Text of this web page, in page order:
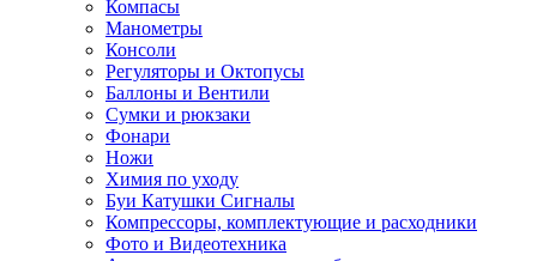
Компасы
Манометры
Консоли
Регуляторы и Октопусы
Баллоны и Вентили
Сумки и рюкзаки
Фонари
Ножи
Химия по уходу
Буи Катушки Сигналы
Компрессоры, комплектующие и расходники
Фото и Видеотехника